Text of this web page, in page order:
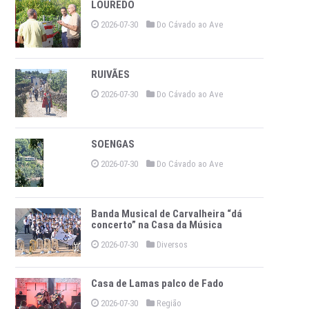
LOUREDO
2026-07-30 Do Cávado ao Ave
RUIVÃES
2026-07-30 Do Cávado ao Ave
SOENGAS
2026-07-30 Do Cávado ao Ave
Banda Musical de Carvalheira “dá
concerto” na Casa da Música
2026-07-30 Diversos
Casa de Lamas palco de Fado
2026-07-30 Região